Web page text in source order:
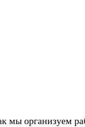
мы организуем